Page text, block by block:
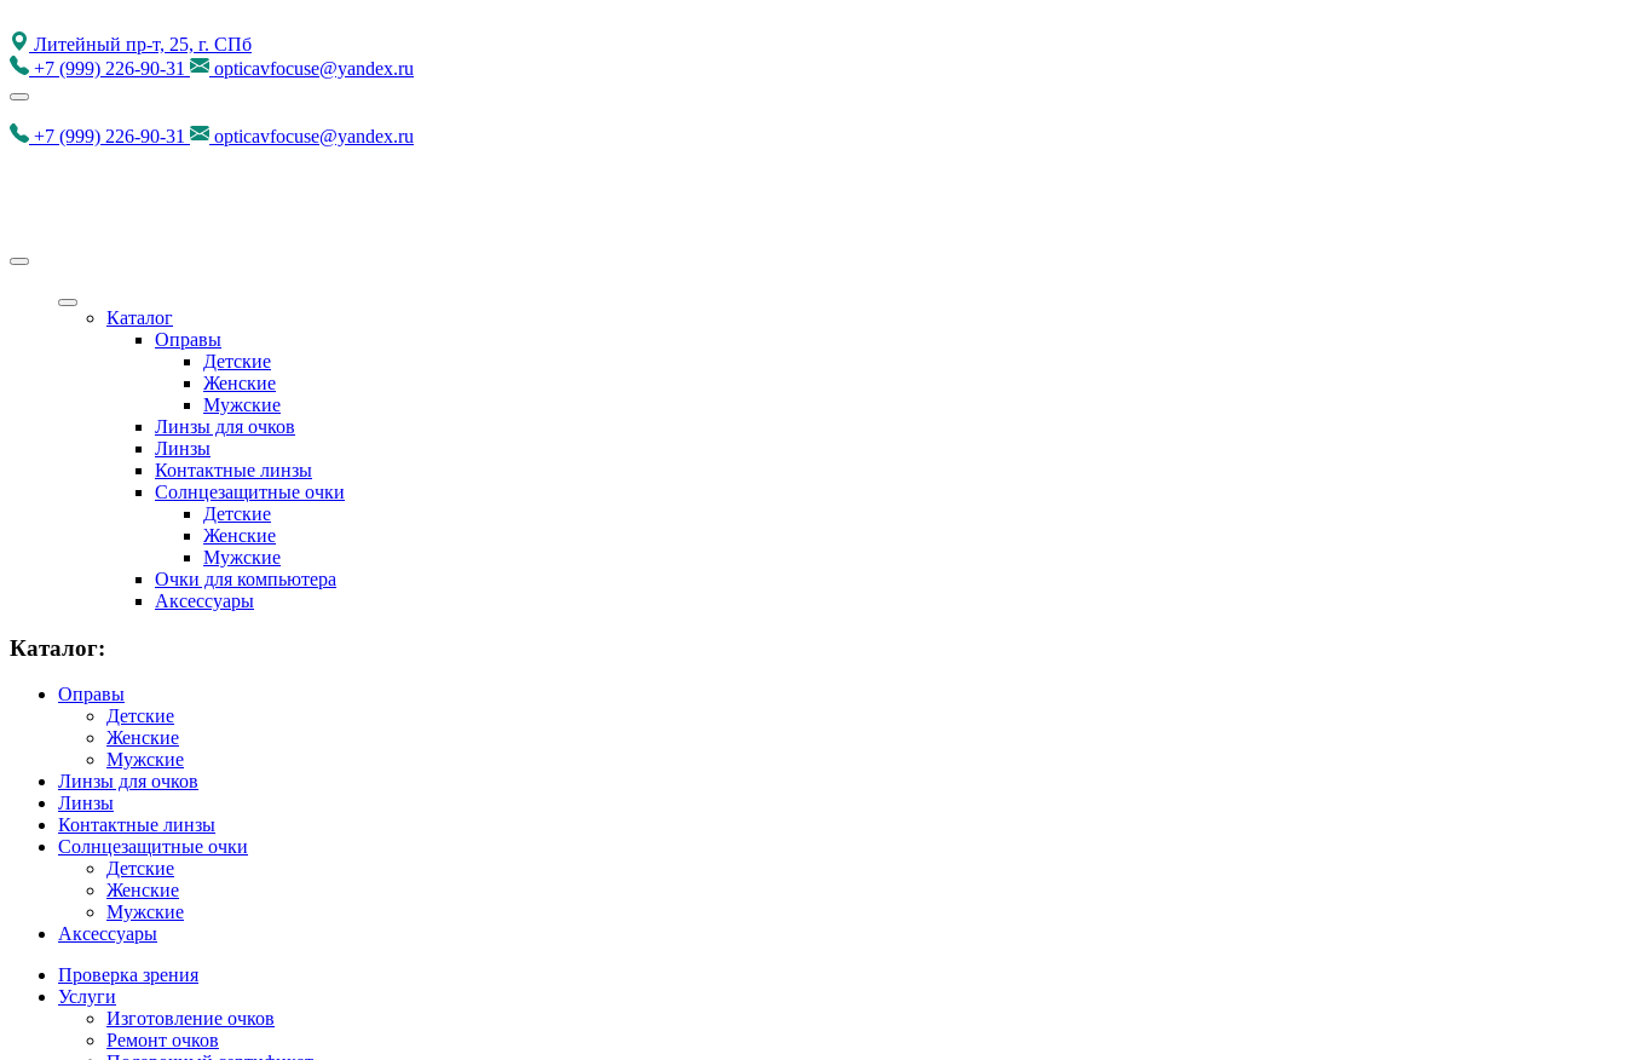
Литейный пр-т, 25, г. СПб
+7 (999) 226-90-31 opticavfocuse@yandex.ru
+7 (999) 226-90-31 opticavfocuse@yandex.ru
Каталог
Оправы
Детские
Женские
Мужские
Линзы для очков
Линзы
Контактные линзы
Солнцезащитные очки
Детские
Женские
Мужские
Очки для компьютера
Аксессуары
Каталог:
Оправы
Детские
Женские
Мужские
Линзы для очков
Линзы
Контактные линзы
Солнцезащитные очки
Детские
Женские
Мужские
Аксессуары
Проверка зрения
Услуги
Изготовление очков
Ремонт очков